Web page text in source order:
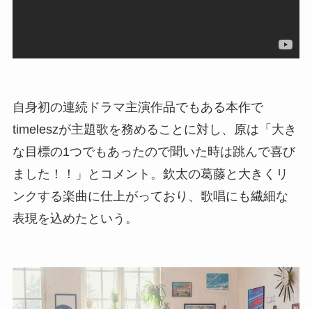
自身初の連続ドラマ主演作品でもある本作で
timeleszが主題歌を務めることに対し、原は「大き
な目標の1つでもあったので聞いた時は跳んで喜び
ました！！」とコメント。欽太の葛藤と大きくリ
ンクする楽曲に仕上がっており、歌唱にも繊細な
表現を込めたという。